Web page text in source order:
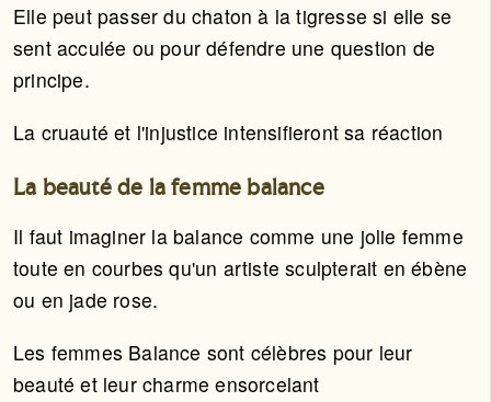
Elle peut passer du chaton à la tigresse si elle se
sent acculée ou pour défendre une question de
principe.
La cruauté et l'injustice intensifieront sa réaction
La beauté de la femme balance
Il faut imaginer la balance comme une jolie femme
toute en courbes qu'un artiste sculpterait en ébène
ou en jade rose.
Les femmes Balance sont célèbres pour leur
beauté et leur charme ensorcelant